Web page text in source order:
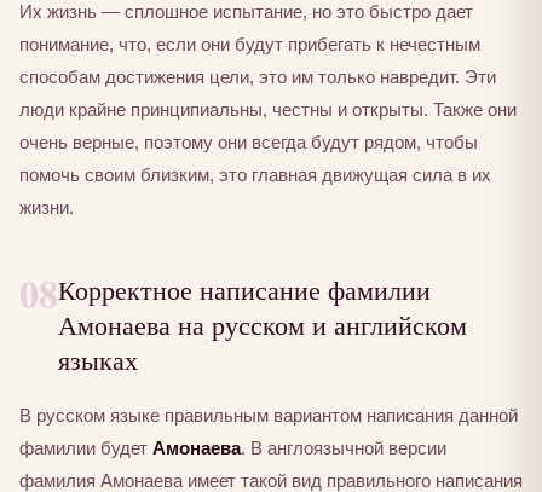
Их жизнь — сплошное испытание, но это быстро дает
понимание, что, если они будут прибегать к нечестным
способам достижения цели, это им только навредит. Эти
люди крайне принципиальны, честны и открыты. Также они
очень верные, поэтому они всегда будут рядом, чтобы
помочь своим близким, это главная движущая сила в их
жизни.
08Корректное написание фамилии
Амонаева на русском и английском
языках
В русском языке правильным вариантом написания данной
фамилии будет Амонаева. В англоязычной версии
фамилия Амонаева имеет такой вид правильного написания